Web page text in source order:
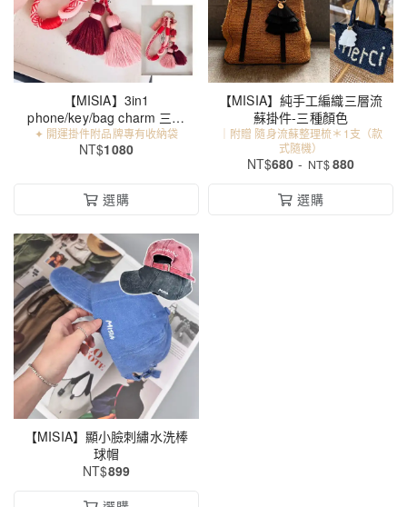
【MISIA】3in1
phone/key/bag charm 三合
一手工編織繩索開運掛件
（Red371)
✦ 開運掛件附品牌專有收納袋
NT$1080
選購
【MISIA】純手工編織三層流
蘇掛件-三種顏色
｜附贈 隨身流蘇整理梳＊1支（款
式隨機）
NT$680 - NT$880
選購
【MISIA】顯小臉刺繡水洗棒
球帽
NT$899